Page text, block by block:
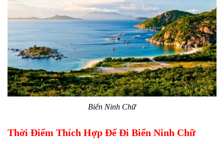
Biển Ninh Chữ
Thời Điểm Thích Hợp Để Đi Biển Ninh Chữ